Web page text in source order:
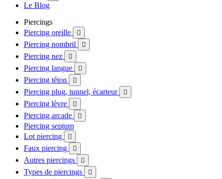
Le Blog
Piercings
Piercing oreille

Piercing nombril 
Piercing nez 
Piercing langue 
Piercing téton 
Piercing plug, tunnel, écarteur 
Piercing lèvre 
Piercing arcade 
Piercing septum
Lot piercing

Faux piercing 
Autres piercings 
Types de piercings 